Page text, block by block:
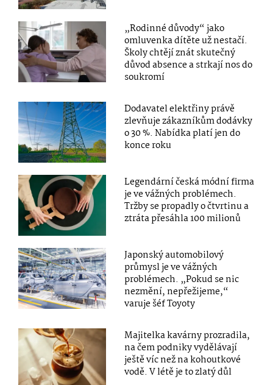
„Rodinné důvody“ jako
omluvenka dítěte už nestačí.
Školy chtějí znát skutečný
důvod absence a strkají nos do
soukromí
Dodavatel elektřiny právě
zlevňuje zákazníkům dodávky
o 30 %. Nabídka platí jen do
konce roku
Legendární česká módní firma
je ve vážných problémech.
Tržby se propadly o čtvrtinu a
ztráta přesáhla 100 milionů
Japonský automobilový
průmysl je ve vážných
problémech. „Pokud se nic
nezmění, nepřežijeme,“
varuje šéf Toyoty
Majitelka kavárny prozradila,
na čem podniky vydělávají
ještě víc než na kohoutkové
vodě. V létě je to zlatý důl